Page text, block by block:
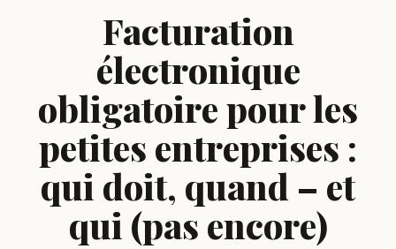
Facturation
électronique
obligatoire pour les
petites entreprises :
qui doit, quand – et
qui (pas encore)